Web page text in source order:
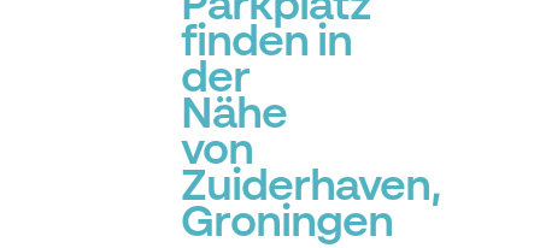
finden in
der
Nähe
von
Zuiderhaven,
Groningen